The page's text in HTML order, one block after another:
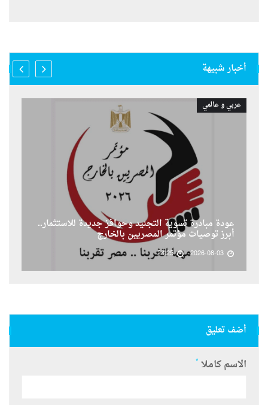
أخبار شبيهة
عربي و عالمي
عودة مبادرة تسوية التجنيد وحوافز جديدة للاستثمار..
أبرز توصيات مؤتمر المصريين بالخارج
2026-08-03
23:25
أضف تعليق
الاسم كاملا *